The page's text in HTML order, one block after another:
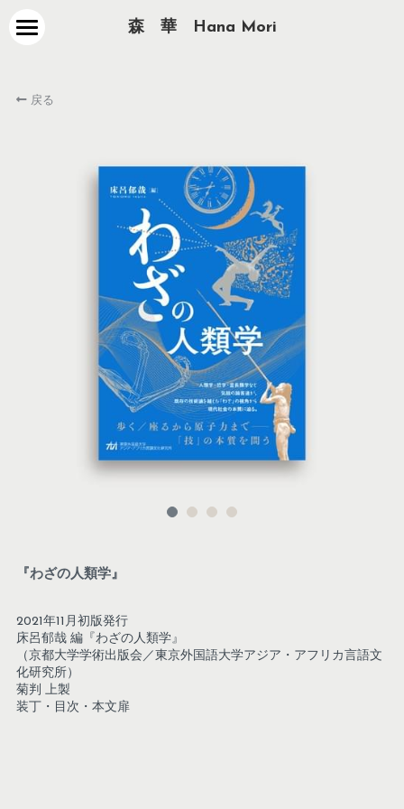
森　華　Hana Mori
works
戻る
『わざの人類学』
2021年11月初版発行
床呂郁哉 編『わざの人類学』
（京都大学学術出版会／東京外国語大学アジア・アフリカ言語文
化研究所）
菊判 上製
装丁・目次・本文扉